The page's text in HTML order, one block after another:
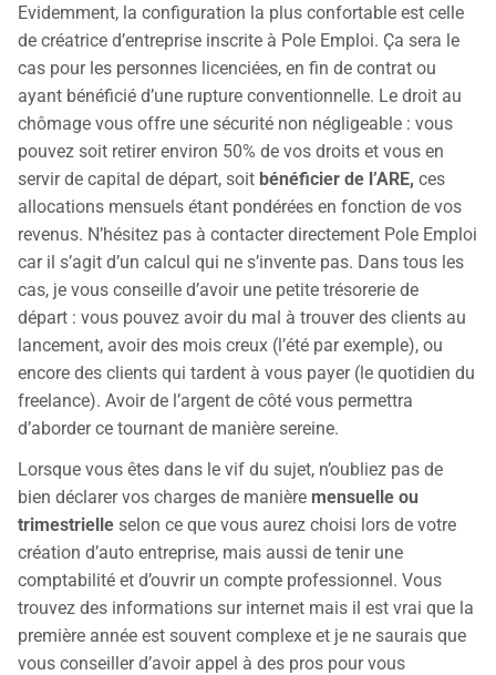
Evidemment, la configuration la plus confortable est celle
de créatrice d’entreprise inscrite à Pole Emploi. Ça sera le
cas pour les personnes licenciées, en fin de contrat ou
ayant bénéficié d’une rupture conventionnelle. Le droit au
chômage vous offre une sécurité non négligeable : vous
pouvez soit retirer environ 50% de vos droits et vous en
servir de capital de départ, soit bénéficier de l’ARE, ces
allocations mensuels étant pondérées en fonction de vos
revenus. N’hésitez pas à contacter directement Pole Emploi
car il s’agit d’un calcul qui ne s’invente pas. Dans tous les
cas, je vous conseille d’avoir une petite trésorerie de
départ : vous pouvez avoir du mal à trouver des clients au
lancement, avoir des mois creux (l’été par exemple), ou
encore des clients qui tardent à vous payer (le quotidien du
freelance). Avoir de l’argent de côté vous permettra
d’aborder ce tournant de manière sereine.
Lorsque vous êtes dans le vif du sujet, n’oubliez pas de
bien déclarer vos charges de manière mensuelle ou
trimestrielle selon ce que vous aurez choisi lors de votre
création d’auto entreprise, mais aussi de tenir une
comptabilité et d’ouvrir un compte professionnel. Vous
trouvez des informations sur internet mais il est vrai que la
première année est souvent complexe et je ne saurais que
vous conseiller d’avoir appel à des pros pour vous